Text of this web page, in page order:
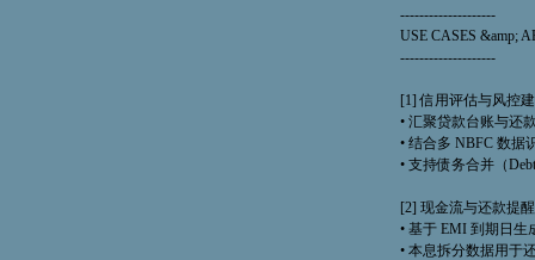
--------------------
USE CASES &amp;
--------------------
[1] 信用评估与风控
• 汇聚贷款台账与还
• 结合多 NBFC 数据
• 支持债务合并（
[2] 现金流与还款提
• 基于 EMI 到期日生
• 本息拆分数据用于